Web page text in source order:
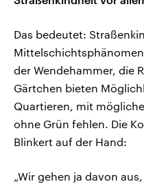
Das bedeutet:
der Wendehammer, die
Gärtchen bieten
Quartieren, mit
ohne Grün fehlen. Die
Blinkert auf der Hand:
„Wir gehen ja davon